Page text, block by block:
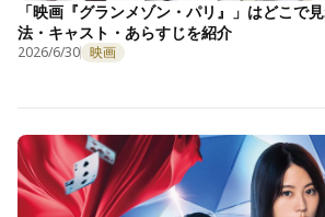
「映画『グランメゾン・パリ』」はどこで
法・キャスト・あらすじを紹介
2026/6/30 映画